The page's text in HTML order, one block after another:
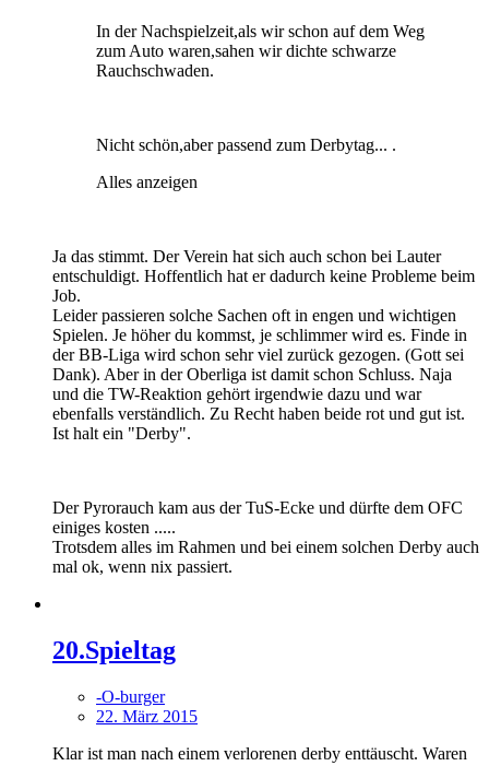
In der Nachspielzeit,als wir schon auf dem Weg
zum Auto waren,sahen wir dichte schwarze
Rauchschwaden.
Nicht schön,aber passend zum Derbytag... .
Alles anzeigen
Ja das stimmt. Der Verein hat sich auch schon bei Lauter
entschuldigt. Hoffentlich hat er dadurch keine Probleme beim
Job.
Leider passieren solche Sachen oft in engen und wichtigen
Spielen. Je höher du kommst, je schlimmer wird es. Finde in
der BB-Liga wird schon sehr viel zurück gezogen. (Gott sei
Dank). Aber in der Oberliga ist damit schon Schluss. Naja
und die TW-Reaktion gehört irgendwie dazu und war
ebenfalls verständlich. Zu Recht haben beide rot und gut ist.
Ist halt ein "Derby".
Der Pyrorauch kam aus der TuS-Ecke und dürfte dem OFC
einiges kosten .....
Trotsdem alles im Rahmen und bei einem solchen Derby auch
mal ok, wenn nix passiert.
20.Spieltag
-O-burger
22. März 2015
Klar ist man nach einem verlorenen derby enttäuscht. Waren